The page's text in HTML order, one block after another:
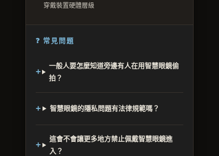
穿戴裝置硬體層級
❓ 常見問題
一般人要怎麼知道旁邊有人在用智慧眼鏡偷
拍？
智慧眼鏡的隱私問題有法律規範嗎？
這會不會讓更多地方禁止佩戴智慧眼鏡進
入？